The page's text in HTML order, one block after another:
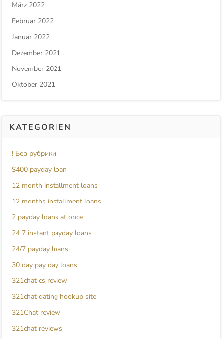
März 2022
Februar 2022
Januar 2022
Dezember 2021
November 2021
Oktober 2021
KATEGORIEN
! Без рубрики
$400 payday loan
12 month installment loans
12 months installment loans
2 payday loans at once
24 7 instant payday loans
24/7 payday loans
30 day pay day loans
321chat cs review
321chat dating hookup site
321Chat review
321chat reviews